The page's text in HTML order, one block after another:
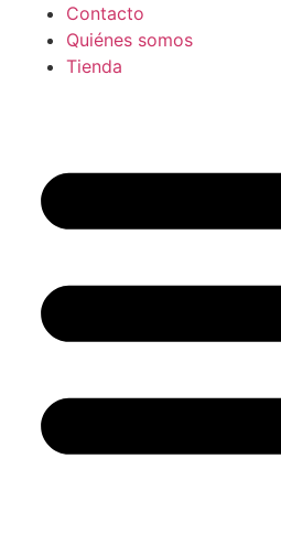
Contacto
Quiénes somos
Tienda